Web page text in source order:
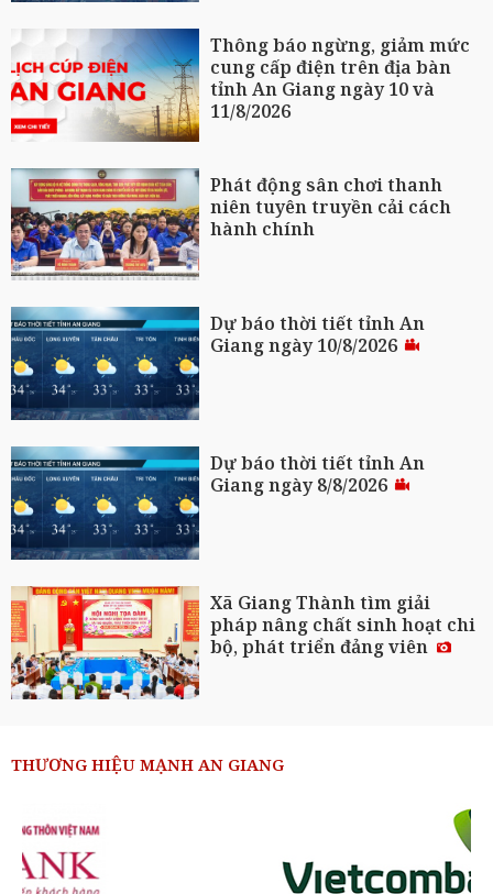
Thông báo ngừng, giảm mức
cung cấp điện trên địa bàn
tỉnh An Giang ngày 10 và
11/8/2026
Phát động sân chơi thanh
niên tuyên truyền cải cách
hành chính
Dự báo thời tiết tỉnh An
Giang ngày 10/8/2026
Dự báo thời tiết tỉnh An
Giang ngày 8/8/2026
Xã Giang Thành tìm giải
pháp nâng chất sinh hoạt chi
bộ, phát triển đảng viên
THƯƠNG HIỆU MẠNH AN GIANG